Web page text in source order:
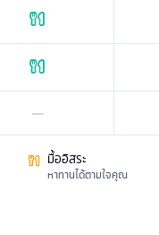
—
มื้ออิสระ
หาทานได้ตามใจคุณ